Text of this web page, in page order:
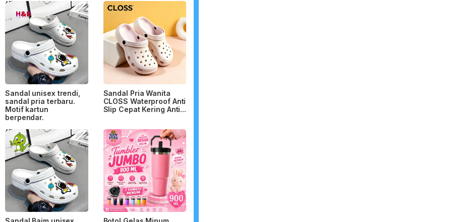
Sandal unisex trendi,
sandal pria terbaru.
Motif kartun
berpendar.
Sandal Pria Wanita
CLOSS Waterproof Anti
Slip Cepat Kering Anti...